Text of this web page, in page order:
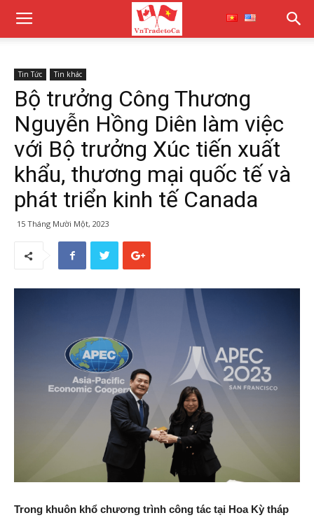
Tin Tức Tin khác
Bộ trưởng Công Thương
Nguyễn Hồng Diên làm việc
với Bộ trưởng Xúc tiến xuất
khẩu, thương mại quốc tế và
phát triển kinh tế Canada
15 Tháng Mười Một, 2023
Trong khuôn khổ chương trình công tác tại Hoa Kỳ tháp